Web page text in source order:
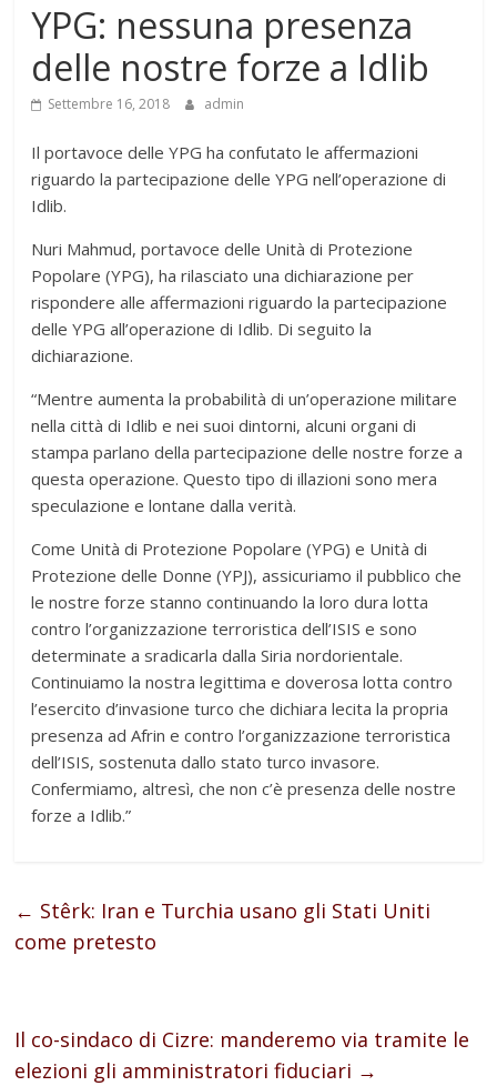
YPG: nessuna presenza
delle nostre forze a Idlib
Settembre 16, 2018 admin
Il portavoce delle YPG ha confutato le affermazioni
riguardo la partecipazione delle YPG nell’operazione di
Idlib.
Nuri Mahmud, portavoce delle Unità di Protezione
Popolare (YPG), ha rilasciato una dichiarazione per
rispondere alle affermazioni riguardo la partecipazione
delle YPG all’operazione di Idlib. Di seguito la
dichiarazione.
“Mentre aumenta la probabilità di un’operazione militare
nella città di Idlib e nei suoi dintorni, alcuni organi di
stampa parlano della partecipazione delle nostre forze a
questa operazione. Questo tipo di illazioni sono mera
speculazione e lontane dalla verità.
Come Unità di Protezione Popolare (YPG) e Unità di
Protezione delle Donne (YPJ), assicuriamo il pubblico che
le nostre forze stanno continuando la loro dura lotta
contro l’organizzazione terroristica dell’ISIS e sono
determinate a sradicarla dalla Siria nordorientale.
Continuiamo la nostra legittima e doverosa lotta contro
l’esercito d’invasione turco che dichiara lecita la propria
presenza ad Afrin e contro l’organizzazione terroristica
dell’ISIS, sostenuta dallo stato turco invasore.
Confermiamo, altresì, che non c’è presenza delle nostre
forze a Idlib.”
← Stêrk: Iran e Turchia usano gli Stati Uniti
come pretesto
Il co-sindaco di Cizre: manderemo via tramite le
elezioni gli amministratori fiduciari →